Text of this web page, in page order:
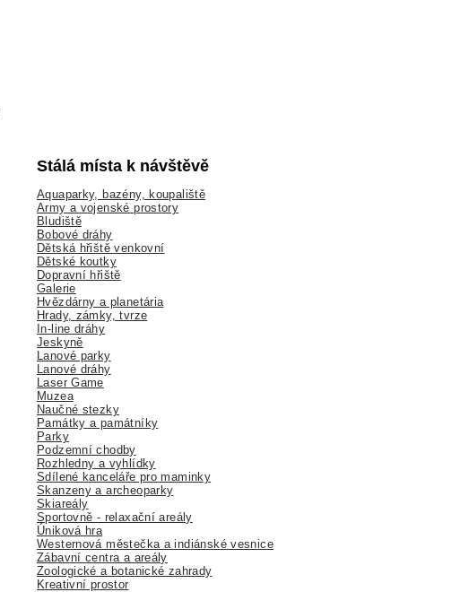
Stálá místa k návštěvě
Aquaparky, bazény, koupaliště
Army a vojenské prostory
Bludiště
Bobové dráhy
Dětská hřiště venkovní
Dětské koutky
Dopravní hřiště
Galerie
Hvězdárny a planetária
Hrady, zámky, tvrze
In-line dráhy
Jeskyně
Lanové parky
Lanové dráhy
Laser Game
Muzea
Naučné stezky
Památky a památníky
Parky
Podzemní chodby
Rozhledny a vyhlídky
Sdílené kanceláře pro maminky
Skanzeny a archeoparky
Skiareály
Sportovně - relaxační areály
Úniková hra
Westernová městečka a indiánské vesnice
Zábavní centra a areály
Zoologické a botanické zahrady
Kreativní prostor